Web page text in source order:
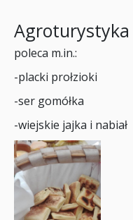
Agroturystyka
poleca m.in.:
-placki prołzioki
-ser gomółka
-wiejskie jajka i nabiał